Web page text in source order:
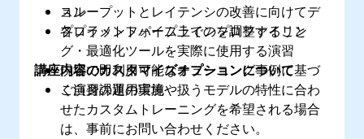
スループットとレイテンシの改善に向けてデ
プロイメントパイプラインを調整すること
ョン
各プラットフォーム上でのプロファイリン
グ・最適化ツールを実際に使用する演習
現場で即利用可能なチューニング事例に基づ
く演習課題の実施
講座内容のカスタマイズオプションについて
ご自身の運用環境や扱うモデルの特性に合わ
せたカスタムトレーニングを希望される場合
は、事前にお問い合わせください。